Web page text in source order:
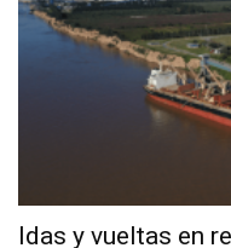
Idas y vueltas en